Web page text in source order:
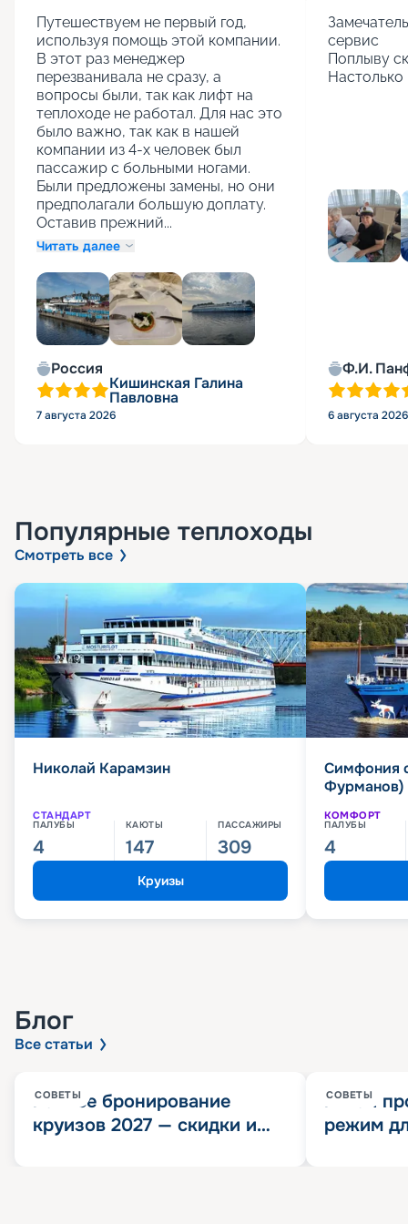
Путешествуем не первый год,
используя помощь этой компании.
В этот раз менеджер
перезванивала не сразу, а
вопросы были, так как лифт на
теплоходе не работал. Для нас это
было важно, так как в нашей
компании из 4-х человек был
пассажир с больными ногами.
Были предложены замены, но они
предполагали большую доплату.
Оставив прежний...
Читать далее
Россия
Кишинская Галина
Павловна
7 августа 2026
сервис
Поплыву
Ф.И.
6 августа 2026
Популярные теплоходы
Смотреть все
Николай Карамзин
СТАНДАРТ
ПАЛУБЫ
4
КАЮТЫ
147
ПАССАЖИРЫ
309
Круизы
Симфония
Фурманов)
КОМФОРТ
ПАЛУБЫ
4
Блог
Все статьи
СОВЕТЫ
Раннее бронирование
круизов 2027 — скидки и
СОВЕТЫ
Китай
режим